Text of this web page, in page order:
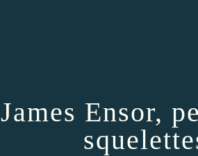
James Ensor,